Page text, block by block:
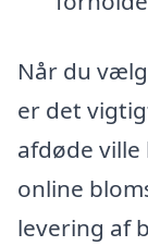
Når du
er det
afdøde ville
online
levering af